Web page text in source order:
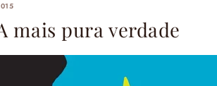
mais pura verdade